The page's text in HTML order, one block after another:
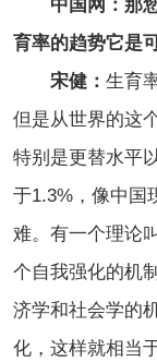
中国网：那
育率的趋势它是
宋健： 生育
但是从世界的这
特别是更替水平
于1.3%，像中国
难。有一个理论
个自我强化的机
济学和社会学的
化，这样就相当